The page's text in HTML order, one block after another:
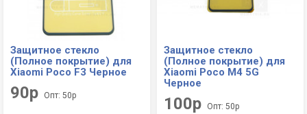
Защитное стекло
(Полное покрытие) для
Xiaomi Poco F3 Черное
90р Опт: 50р
Защитное стекло
(Полное покрытие) для
Xiaomi Poco M4 5G
Черное
100р Опт: 50р